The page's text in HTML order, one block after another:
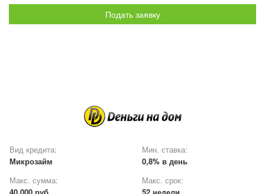
Подать заявку
Вид кредита:
Микрозайм
Мин. ставка:
0,8% в день
Макс. сумма:
Макс. срок: